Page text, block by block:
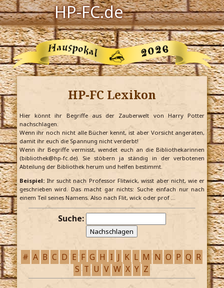
HP-FC.de
Navigation
Harry Potter
Der HP-FC
Hogwarts
Zauberwelt
Willkommen
Jetzt Fanclub-Mitglied werden!
HP-FC Lexikon
Hier könnt ihr Begriffe aus der Zauberwelt von Harry Potter
nachschlagen.
Wenn ihr noch nicht alle Bücher kennt, ist aber Vorsicht angeraten,
damit ihr euch die Spannung nicht verderbt!
Wenn ihr Begriffe vermisst, wendet euch an die Bibliothekarinnen
(bibliothek@hp-fc.de). Sie stöbern ja ständig in der verbotenen
Abteilung der Bibliothek herum und helfen bestimmt.
Beispiel:Ihr sucht nach Professor Flitwick, wisst aber nicht, wie er
geschrieben wird. Das macht gar nichts: Suche einfach nur nach
einem Teil seines Namens. Also nach Flit, wick oder prof …
Suche:
# A B C D E F G H I J K L M N O P Q R
S T U V W X Y Z